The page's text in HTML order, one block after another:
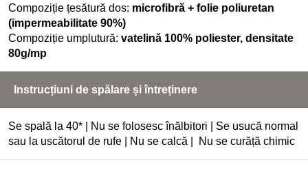
Compoziție țesătură dos: microfibră + folie poliuretan
(impermeabilitate 90%)
Compoziție umplutură: vatelină 100% poliester, densitate
80g/mp
Instrucțiuni de spălare și întreținere
Se spală la 40* | Nu se folosesc înălbitori | Se usucă normal
sau la uscătorul de rufe | Nu se calcă | Nu se curăță chimic